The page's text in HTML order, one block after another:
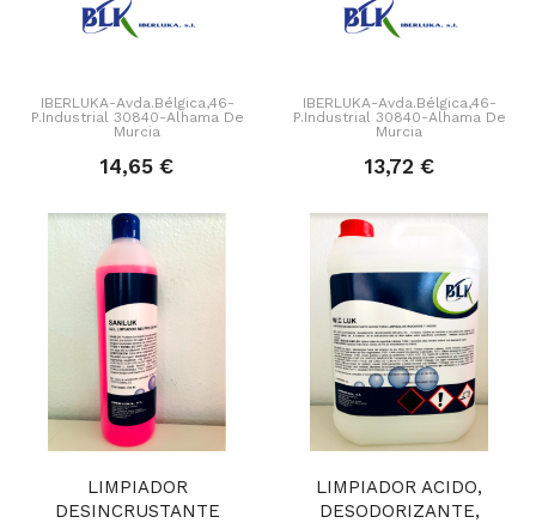
IBERLUKA-Avda.Bélgica,46-
P.Industrial 30840-Alhama De
Murcia
14,65 €
IBERLUKA-Avda.Bélgica,46-
P.Industrial 30840-Alhama De
Murcia
13,72 €
LIMPIADOR
DESINCRUSTANTE
LIMPIADOR ACIDO,
DESODORIZANTE,